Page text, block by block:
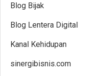
Blog Bijak
Blog Lentera Digital
Kanal Kehidupan
sinergibisnis.com